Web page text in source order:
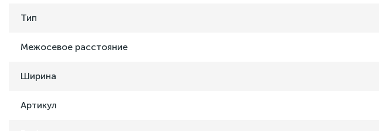
Тип
Межосевое расстояние
Ширина
Артикул